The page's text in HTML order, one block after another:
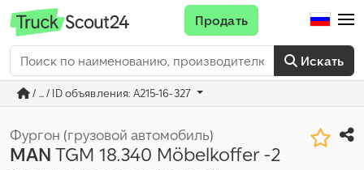
Искать
Продать
/ ... / ID объявления: A215-16-327
Фургон (грузовой автомобиль)
MANTGM 18.340 Möbelkoffer -2